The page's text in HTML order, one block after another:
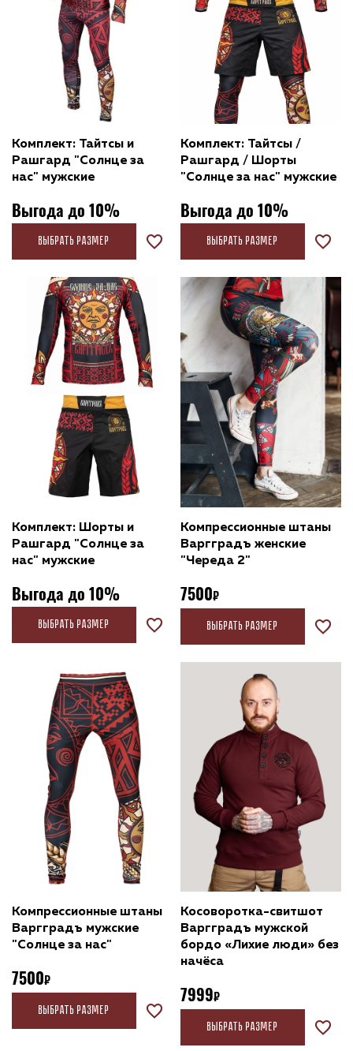
Комплект: Тайтсы и
Рашгард "Солнце за
нас" мужские
Выгода до 10%
Выбрать размер
Комплект: Тайтсы /
Рашгард / Шорты
"Солнце за нас" мужские
Выгода до 10%
Выбрать размер
Комплект: Шорты и
Рашгард "Солнце за
нас" мужские
Выгода до 10%
Выбрать размер
Компрессионные штаны
Варгградъ женские
"Череда 2"
7500
Выбрать размер
Компрессионные штаны
Варгградъ мужские
"Солнце за нас"
7500
Выбрать размер
Косоворотка-свитшот
Варгградъ мужской
бордо «Лихие люди» без
начёса
7999
Выбрать размер